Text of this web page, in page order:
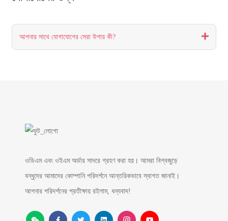
আপনার সাথে যোগাযোগের সেরা উপায় কী?
ওডিএম এবং ওইএম অর্ডার সাদরে গ্রহণ করা হয়। আমরা বিশ্বজুড়ে
বন্ধুদের আমাদের কোম্পানি পরিদর্শনে আন্তরিকভাবে স্বাগত জানাই।
আপনার পরিদর্শনের প্রতীক্ষায় রইলাম, ধন্যবাদ!